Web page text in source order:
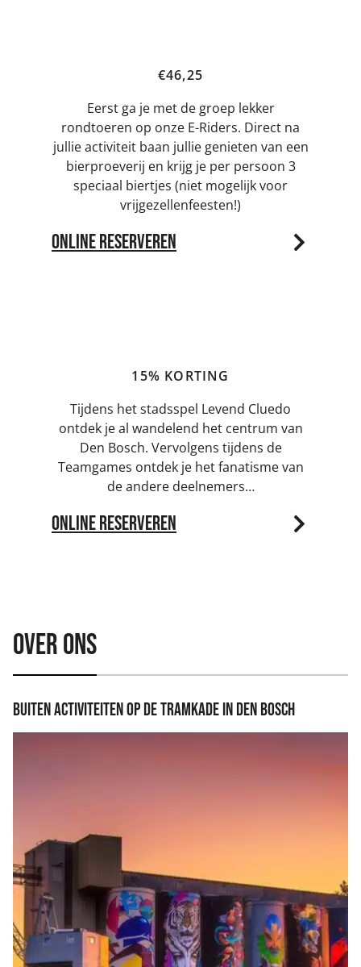
€46,25
Eerst ga je met de groep lekker
rondtoeren op onze E-Riders. Direct na
jullie activiteit baan jullie genieten van een
bierproeverij en krijg je per persoon 3
speciaal biertjes (niet mogelijk voor
vrijgezellenfeesten!)
Online reserveren
15% KORTING
Tijdens het stadsspel Levend Cluedo
ontdek je al wandelend het centrum van
Den Bosch. Vervolgens tijdens de
Teamgames ontdek je het fanatisme van
de andere deelnemers…
Online reserveren
Over ons
Buiten activiteiten op de Tramkade in Den Bosch